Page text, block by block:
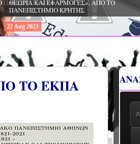
ΘΕΩΡΙΑ ΚΑΙ ΕΦΑΡΜΟΓΕΣ»,
ΠΑΝΕΠΙΣΤΗΜΙΟ ΚΡΗΤΗΣ
22
ΤΟ ΕΚΠΑ